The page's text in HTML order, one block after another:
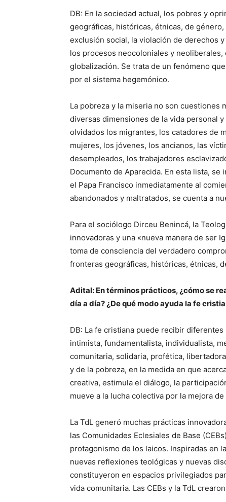
DB: En la sociedad actual, los pobres y
geográficas, históricas, étnicas, de
exclusión social, la violación de derechos
los procesos neocoloniales y
globalización. Se trata de un fenómeno
por el sistema hegemónico.
La pobreza y la miseria no son cuestiones
diversas dimensiones de la vida personal
olvidados los migrantes, los catadores de
mujeres, los jóvenes, los ancianos, las
desempleados, los trabajadores
Documento de Aparecida. En esta lista, se
el Papa Francisco inmediatamente al
abandonados y maltratados, se cuenta a
Para el sociólogo Dirceu Benincá, la
innovadoras y una «nueva manera de ser
toma de consciencia del verdadero
fronteras geográficas, históricas, étnicas,
Adital: En términos prácticos, ¿cómo se
día a día? ¿De qué modo ayuda la fe
DB: La fe cristiana puede recibir
intimista, fundamentalista, individualista,
comunitaria, solidaria, profética,
y de la pobreza, en la medida en que
creativa, estimula el diálogo, la
mueve a la lucha colectiva por la mejora
La TdL generó muchas prácticas
las Comunidades Eclesiales de Base
protagonismo de los laicos. Inspiradas en
nuevas reflexiones teológicas y nuevas
constituyeron en espacios privilegiados
vida comunitaria. Las CEBs y la TdL